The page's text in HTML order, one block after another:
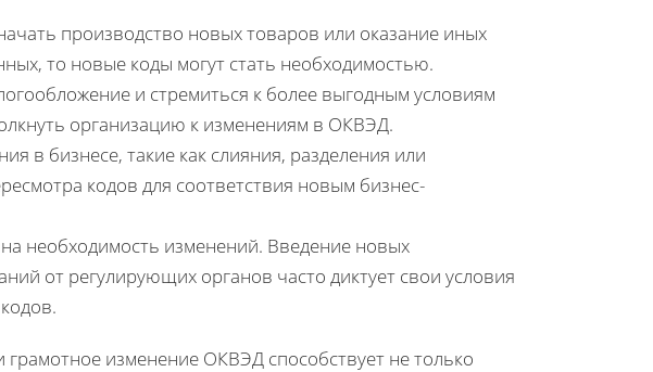
производство новых товаров или оказание иных
то новые коды могут стать необходимостью.
и стремиться к более выгодным условиям
организацию к изменениям в ОКВЭД.
в бизнесе, такие как слияния, разделения или
кодов для соответствия новым бизнес-
необходимость изменений. Введение новых
от регулирующих органов часто диктует свои условия
изменение ОКВЭД способствует не только